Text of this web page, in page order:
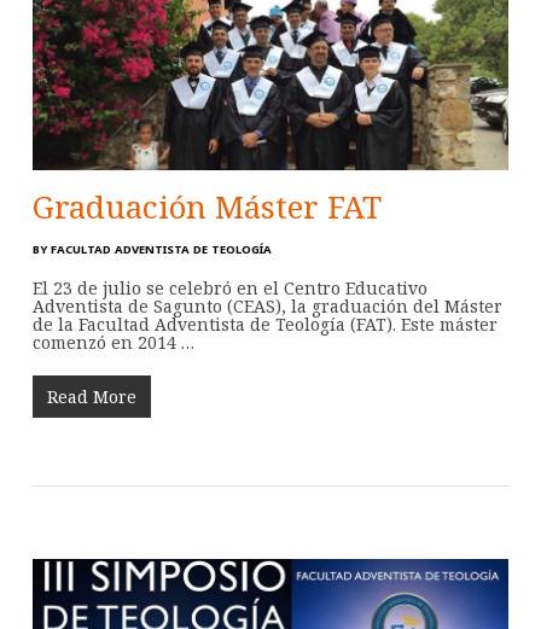
Graduación Máster FAT
BY FACULTAD ADVENTISTA DE TEOLOGÍA
El 23 de julio se celebró en el Centro Educativo
Adventista de Sagunto (CEAS), la graduación del Máster
de la Facultad Adventista de Teología (FAT). Este máster
comenzó en 2014 …
Read More